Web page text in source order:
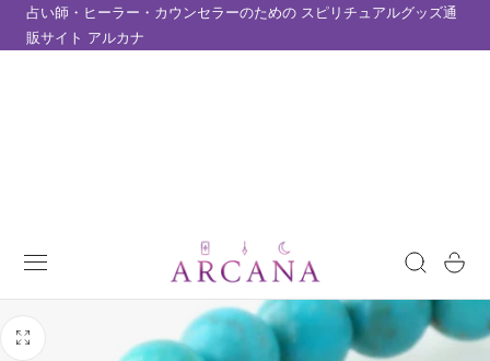
ツにスキップ
占い師・ヒーラー・カウンセラーのための スピリチュアルグッズ通
販サイト アルカナ
ー